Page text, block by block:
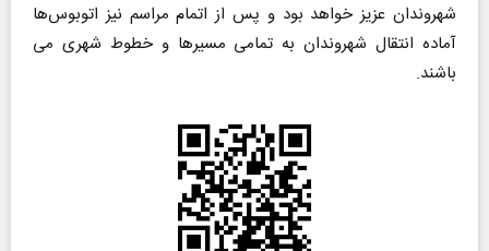
شهروندان عزیز خواهد بود و پس از اتمام مراسم نیز اتوبوس‌ها
آماده انتقال شهروندان به تمامی مسیر‌ها و خطوط شهری می
باشند.